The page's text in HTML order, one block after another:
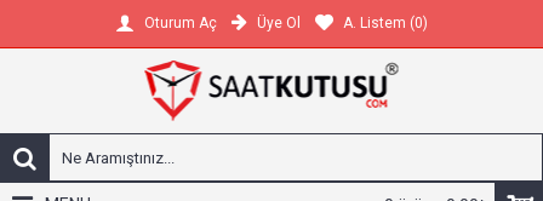
Oturum Aç Üye Ol A. Listem (0)